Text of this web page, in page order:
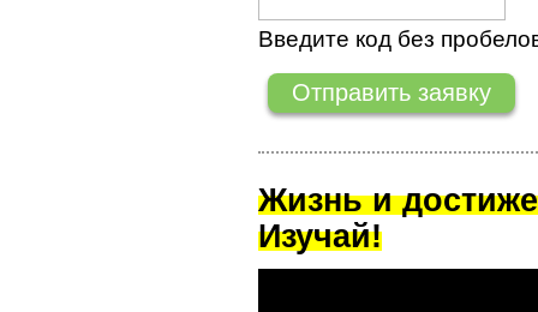
Введите код без
Жизнь и
Изучай!